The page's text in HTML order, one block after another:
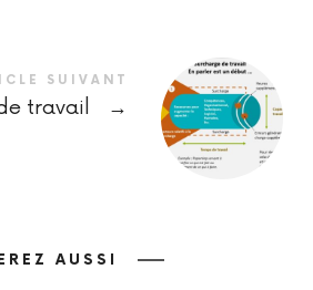
SUIVANT
travail →
AUSSI